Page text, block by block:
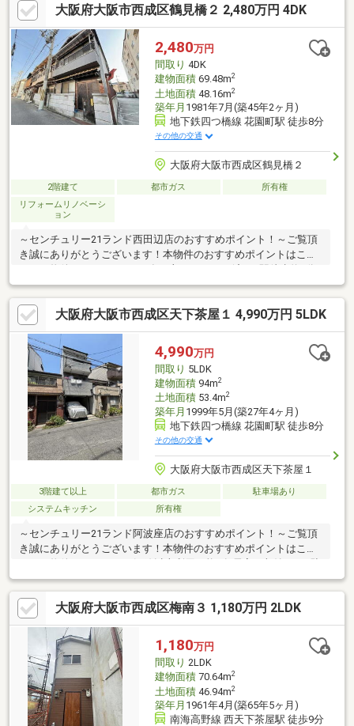
検討いただける物件です☆全居室6帖以上のゆとりある広さ☆空
き家につきいつでもご内覧可能です☆お住み替えのご相談などお
気軽にお問合せください！【周辺環境】・まつば小学校まで約
350ｍ・梅南中学校まで約450ｍ・ライフ西天下茶屋店まで約350
ｍ・コーナンＰＲＯ梅南店まで約450ｍ
大阪府大阪市西成区鶴見橋２ 2,480万円 4DK
2,480万円
間取り 4DK
建物面積69.48m2
土地面積48.16m2
築年月 1981年7月(築45年2ヶ月)
地下鉄四つ橋線 花園町駅 徒歩8分
その他の交通
大阪府大阪市西成区鶴見橋２
2階建て 都市ガス
所有権
リフォームリノベーシ
ョン
～センチュリー21ランド西田辺店のおすすめポイント！～ご覧頂
き誠にありがとうございます！本物件のおすすめポイントはこち
につき利便性良好！＜立地＞■大阪メトロ四つ橋線「花園町」駅
より徒歩約8分お気軽にお問い合わせください！＜センチュリー
21ランドについて＞●センチュリー21ランド西田辺店は・・・
お客様のニーズに寄り添い、大切なお住まいのご購入に最後まで
伴走いたします！●リフォームのご相談も承っております。●不動
産に関するお悩み等、なんでもお気軽にご相談くださいませ！
大阪府大阪市西成区天下茶屋１ 4,990万円 5LDK
4,990万円
間取り 5LDK
建物面積94m2
土地面積53.4m2
築年月 1999年5月(築27年4ヶ月)
地下鉄四つ橋線 花園町駅 徒歩8分
その他の交通
大阪府大阪市西成区天下茶屋１
3階建て以上 都市ガス
駐車場あり
システムキッチン
所有権
～センチュリー21ランド阿波座店のおすすめポイント！～ご覧頂
き誠にありがとうございます！本物件のおすすめポイントはこち
ら！＜物件について＞●2沿線以上利用可能●各居室に収納あり●駐
車1台可（車種による）＜立地＞●大阪メトロ四つ橋線「花園町」
駅より徒歩約8分お気軽にお問い合わせください！＜センチュリー
21ランドについて＞●センチュリー21ランド阿波座店は・・・
お客様のニーズに寄り添い、大切なお住まいのご購入に最後まで
伴走いたします！●リフォームのご相談も承っております。●不動
産に関するお悩み等、なんでもお気軽にご相談くださいませ！
大阪府大阪市西成区梅南３ 1,180万円 2LDK
1,180万円
間取り 2LDK
建物面積70.64m2
土地面積46.94m2
築年月 1961年4月(築65年5ヶ月)
南海高野線 西天下茶屋駅 徒歩9分